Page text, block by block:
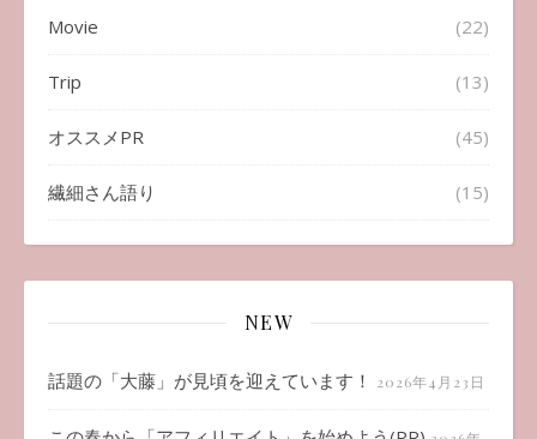
Movie (22)
Trip (13)
オススメPR (45)
繊細さん語り (15)
NEW
話題の「大藤」が見頃を迎えています！ 2026年4月23日